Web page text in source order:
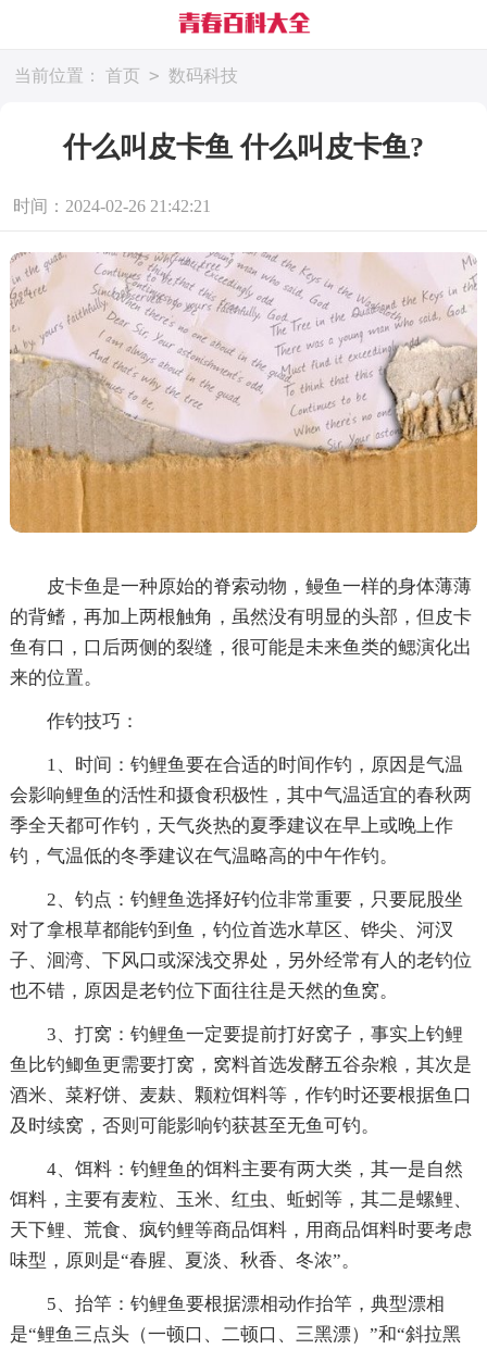
当前位置： 首页 > 数码科技
什么叫皮卡鱼 什么叫皮卡鱼?
时间：2024-02-26 21:42:21
皮卡鱼是一种原始的脊索动物，鳗鱼一样的身体薄薄
的背鳍，再加上两根触角，虽然没有明显的头部，但皮卡
鱼有口，口后两侧的裂缝，很可能是未来鱼类的鳃演化出
来的位置。
作钓技巧：
1、时间：钓鲤鱼要在合适的时间作钓，原因是气温
会影响鲤鱼的活性和摄食积极性，其中气温适宜的春秋两
季全天都可作钓，天气炎热的夏季建议在早上或晚上作
钓，气温低的冬季建议在气温略高的中午作钓。
2、钓点：钓鲤鱼选择好钓位非常重要，只要屁股坐
对了拿根草都能钓到鱼，钓位首选水草区、铧尖、河汊
子、洄湾、下风口或深浅交界处，另外经常有人的老钓位
也不错，原因是老钓位下面往往是天然的鱼窝。
3、打窝：钓鲤鱼一定要提前打好窝子，事实上钓鲤
鱼比钓鲫鱼更需要打窝，窝料首选发酵五谷杂粮，其次是
酒米、菜籽饼、麦麸、颗粒饵料等，作钓时还要根据鱼口
及时续窝，否则可能影响钓获甚至无鱼可钓。
4、饵料：钓鲤鱼的饵料主要有两大类，其一是自然
饵料，主要有麦粒、玉米、红虫、蚯蚓等，其二是螺鲤、
天下鲤、荒食、疯钓鲤等商品饵料，用商品饵料时要考虑
味型，原则是“春腥、夏淡、秋香、冬浓”。
5、抬竿：钓鲤鱼要根据漂相动作抬竿，典型漂相
是“鲤鱼三点头（一顿口、二顿口、三黑漂）”和“斜拉黑